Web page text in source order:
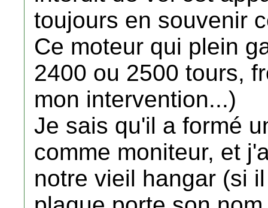
toujours en souvenir
Ce moteur qui plein
2400 ou 2500 tours,
mon intervention...)
Je sais qu'il a formé
comme moniteur, et
notre vieil hangar (si